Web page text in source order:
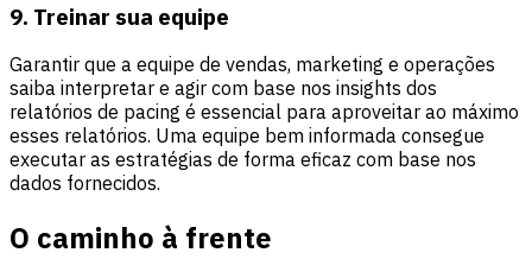
9. Treinar sua equipe
Garantir que a equipe de vendas, marketing e operações
saiba interpretar e agir com base nos insights dos
relatórios de pacing é essencial para aproveitar ao máximo
esses relatórios. Uma equipe bem informada consegue
executar as estratégias de forma eficaz com base nos
dados fornecidos.
O caminho à frente